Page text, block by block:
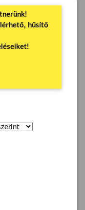
hűsítő